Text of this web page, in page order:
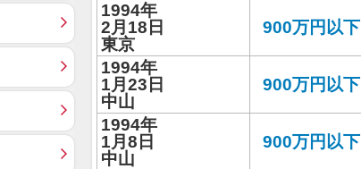
1994年
2月18日
東京
900万円以下
1994年
1月23日
中山
900万円以下
1994年
1月8日
中山
900万円以下